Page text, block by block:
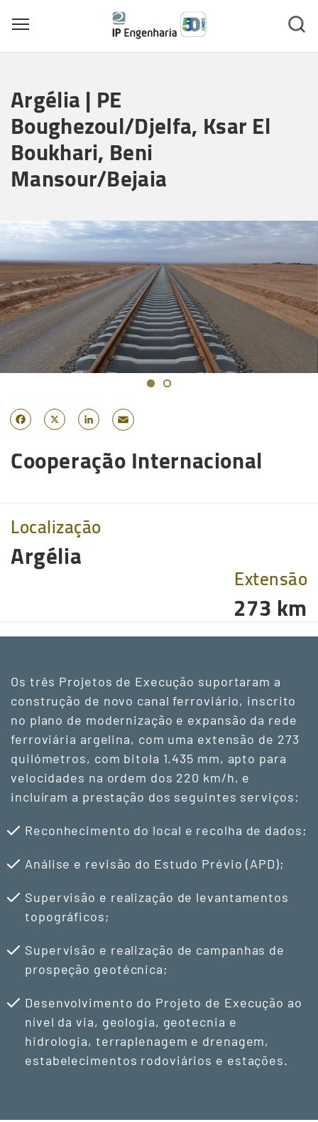
main
content
Toggle main menu visibility
Argélia | PE
Boughezoul/Djelfa, Ksar El
Boukhari, Beni
Mansour/Bejaia
Facebook
X LinkedIn
Cooperação Internacional
Localização
Argélia
Extensão
273 km
Os três Projetos de Execução suportaram a
construção de novo canal ferroviário, inscrito
no plano de modernização e expansão da rede
ferroviária argelina, com uma extensão de 273
quilómetros, com bitola 1.435 mm, apto para
velocidades na ordem dos 220 km/h, e
incluíram a prestação dos seguintes serviços:
Reconhecimento do local e recolha de dados;
Análise e revisão do Estudo Prévio (APD);
Supervisão e realização de levantamentos
topográficos;
Supervisão e realização de campanhas de
prospeção geotécnica;
Desenvolvimento do Projeto de Execução ao
nível da via, geologia, geotecnia e
hidrologia, terraplenagem e drenagem,
estabelecimentos rodoviários e estações.